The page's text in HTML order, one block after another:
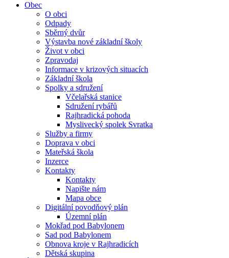
Obec
O obci
Odpady
Sběrný dvůr
Výstavba nové základní školy
Život v obci
Zpravodaj
Informace v krizových situacích
Základní škola
Spolky a sdružení
Včelařská stanice
Sdružení rybářů
Rajhradická pohoda
Myslivecký spolek Svratka
Služby a firmy
Doprava v obci
Mateřská škola
Inzerce
Kontakty
Kontakty
Napište nám
Mapa obce
Digitální povodňový plán
Územní plán
Mokřad pod Babylonem
Sad pod Babylonem
Obnova kroje v Rajhradicích
Dětská skupina